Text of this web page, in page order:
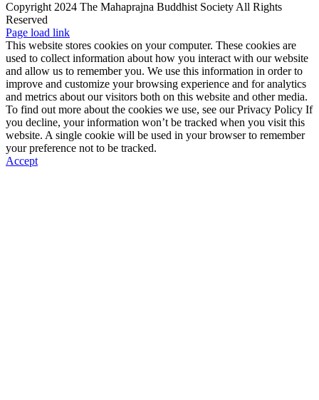
Copyright 2024 The Mahaprajna Buddhist Society All Rights
Reserved
Page load link
This website stores cookies on your computer. These cookies are
used to collect information about how you interact with our website
and allow us to remember you. We use this information in order to
improve and customize your browsing experience and for analytics
and metrics about our visitors both on this website and other media.
To find out more about the cookies we use, see our Privacy Policy If
you decline, your information won’t be tracked when you visit this
website. A single cookie will be used in your browser to remember
your preference not to be tracked.
Accept